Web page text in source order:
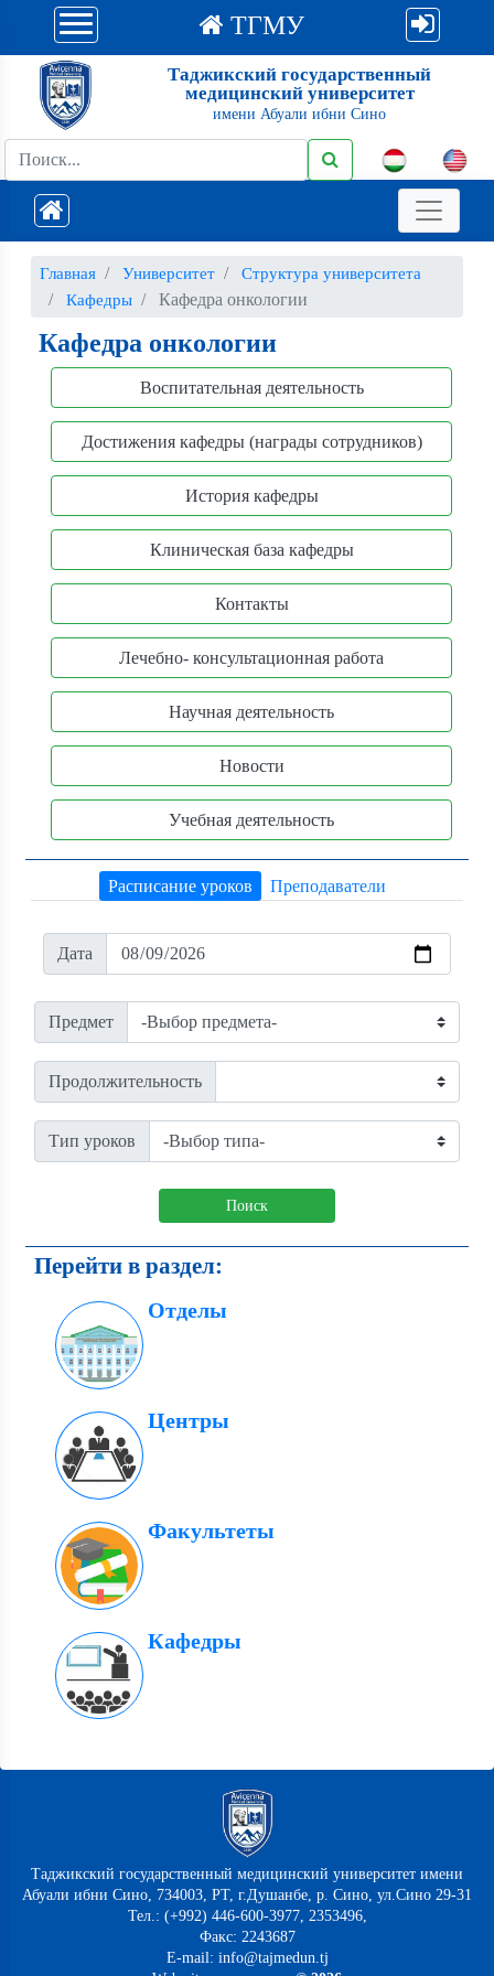
ТГМУ
Таджикский государственный
медицинский университет
имени Абуали ибни Сино
Главная Университет
Структура университета
Кафедры
Кафедра онкологии
Кафедра онкологии
Воспитательная деятельность
Достижения кафедры (награды сотрудников)
История кафедры
Клиническая база кафедры
Контакты
Лечебно- консультационная работа
Научная деятельность
Новости
Учебная деятельность
Расписание уроков Преподаватели
Дата
Предмет
Продолжительность
Тип уроков
Поиск
Перейти в раздел:
Отделы
Центры
Факультеты
Кафедры
Таджикский государственный медицинский университет имени
Абуали ибни Сино, 734003, РТ, г.Душанбе, р. Сино, ул.Сино 29-31
Тел.: (+992) 446-600-3977, 2353496,
Факс: 2243687
E-mail: info@tajmedun.tj